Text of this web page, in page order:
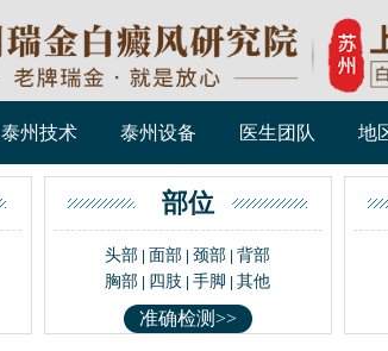
泰州技术 泰州设备 医生团队 地
部位
头部 面部 |颈部 |背部
胸部
四肢 |手脚 |其他
准确检测>>